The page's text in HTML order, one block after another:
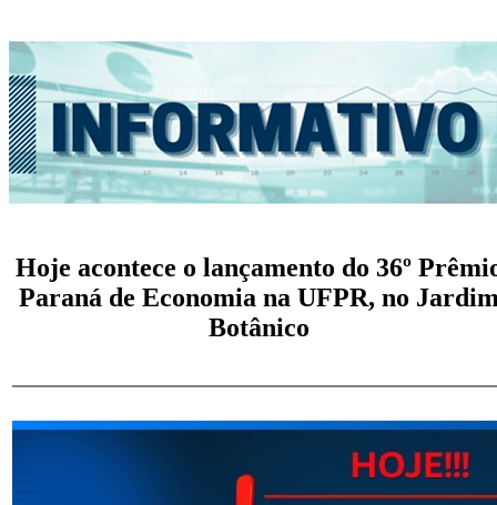
Hoje acontece o lançamento do 36º
Paraná de Economia na UFPR, no
Botânico